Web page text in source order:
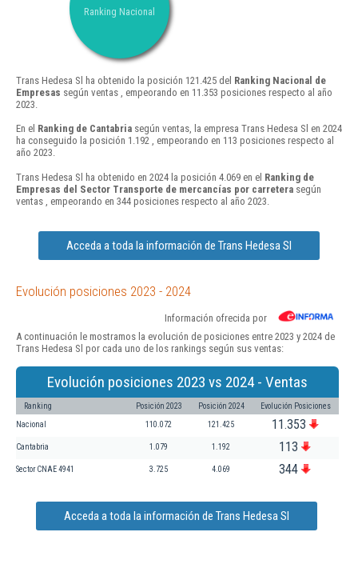
Ranking Nacional
Trans Hedesa Sl ha obtenido la posición 121.425 del Ranking Nacional de
Empresas según ventas , empeorando en 11.353 posiciones respecto al año
2023.
En el Ranking de Cantabria según ventas, la empresa Trans Hedesa Sl en 2024
ha conseguido la posición 1.192 , empeorando en 113 posiciones respecto al
año 2023.
Trans Hedesa Sl ha obtenido en 2024 la posición 4.069 en el Ranking de
Empresas del Sector Transporte de mercancías por carretera según
ventas , empeorando en 344 posiciones respecto al año 2023.
Acceda a toda la información de Trans Hedesa Sl
Evolución posiciones 2023 - 2024
Información ofrecida por
A continuación le mostramos la evolución de posiciones entre 2023 y 2024 de
Trans Hedesa Sl por cada uno de los rankings según sus ventas:
Evolución posiciones 2023 vs 2024 - Ventas
Ranking Posición 2023 Posición 2024 Evolución Posiciones
Nacional 110.072 121.425 11.353
Cantabria 1.079 1.192 113
Sector CNAE 4941 3.725 4.069 344
Acceda a toda la información de Trans Hedesa Sl